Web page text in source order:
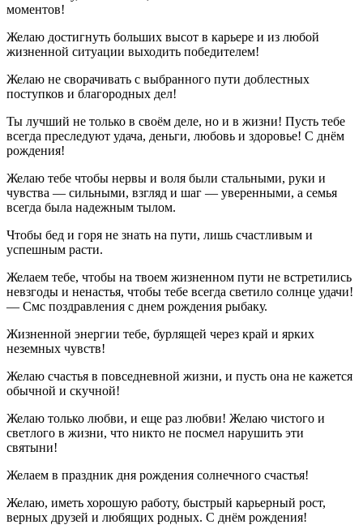
моментов!
Желаю достигнуть больших высот в карьере и из любой
жизненной ситуации выходить победителем!
Желаю не сворачивать с выбранного пути доблестных
поступков и благородных дел!
Ты лучший не только в своём деле, но и в жизни! Пусть тебе
всегда преследуют удача, деньги, любовь и здоровье! С днём
рождения!
Желаю тебе чтобы нервы и воля были стальными, руки и
чувства — сильными, взгляд и шаг — уверенными, а семья
всегда была надежным тылом.
Чтобы бед и горя не знать на пути, лишь счастливым и
успешным расти.
Желаем тебе, чтобы на твоем жизненном пути не встретились
невзгоды и ненастья, чтобы тебе всегда светило солнце удачи!
— Смс поздравления с днем рождения рыбаку.
Жизненной энергии тебе, бурлящей через край и ярких
неземных чувств!
Желаю счастья в повседневной жизни, и пусть она не кажется
обычной и скучной!
Желаю только любви, и еще раз любви! Желаю чистого и
светлого в жизни, что никто не посмел нарушить эти
святыни!
Желаем в праздник дня рождения солнечного счастья!
Желаю, иметь хорошую работу, быстрый карьерный рост,
верных друзей и любящих родных. С днём рождения!